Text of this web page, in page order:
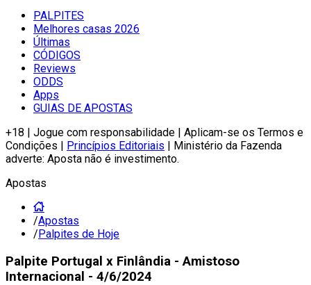
PALPITES
Melhores casas 2026
Últimas
CÓDIGOS
Reviews
ODDS
Apps
GUIAS DE APOSTAS
+18 | Jogue com responsabilidade | Aplicam-se os Termos e
Condições | Princípios Editoriais | Ministério da Fazenda
adverte: Aposta não é investimento.
Apostas
/Apostas
/Palpites de Hoje
Palpite Portugal x Finlândia - Amistoso
Internacional - 4/6/2024